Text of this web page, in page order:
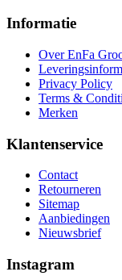
Informatie
Over EnFa
Privacy Policy
Terms &
Merken
Klantenservice
Contact
Retourneren
Sitemap
Aanbiedingen
Nieuwsbrief
Instagram